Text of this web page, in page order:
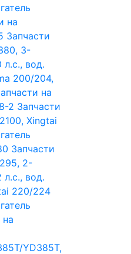
на
Запчасти
3-
л.с., вод.
200/204,
на
2 Запчасти
Xingtai
Запчасти
2-
л.с., вод.
220/224
на
YD385T,